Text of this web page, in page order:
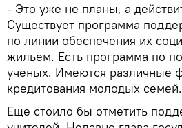
- Это уже не планы, а
Существует программа
по линии обеспечения их
жильем. Есть программа по
ученых. Имеются различные
кредитования молодых семей.
Еще стоило бы отметить